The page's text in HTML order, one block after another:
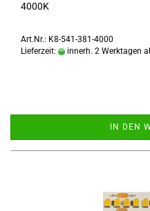
4000K
Art.Nr.: K8-541-381-4000
Lieferzeit:
innerh. 2 Werktagen
IN DEN